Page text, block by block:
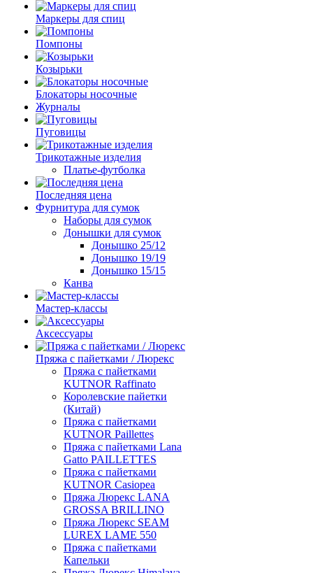
Маркеры для спиц
Помпоны
Козырьки
Блокаторы носочные
Журналы
Пуговицы
Трикотажные изделия
Платье-футболка
Последняя цена
Фурнитура для сумок
Наборы для сумок
Донышки для сумок
Донышко 25/12
Донышко 19/19
Донышко 15/15
Канва
Мастер-классы
Аксессуары
Пряжа с пайетками / Люрекс
Пряжа с пайетками
KUTNOR Raffinato
Королевские пайетки
(Китай)
Пряжа с пайетками
KUTNOR Paillettes
Пряжа с пайетками Lana
Gatto PAILLETTES
Пряжа с пайетками
KUTNOR Casiopea
Пряжа Люрекс LANA
GROSSA BRILLINO
Пряжа Люрекс SEAM
LUREX LAME 550
Пряжа с пайетками
Капельки